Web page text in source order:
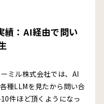
績：AI経由で問い
ミル株式会社では、AI
種LLMを見たから問い合
件ほど頂くようになっ